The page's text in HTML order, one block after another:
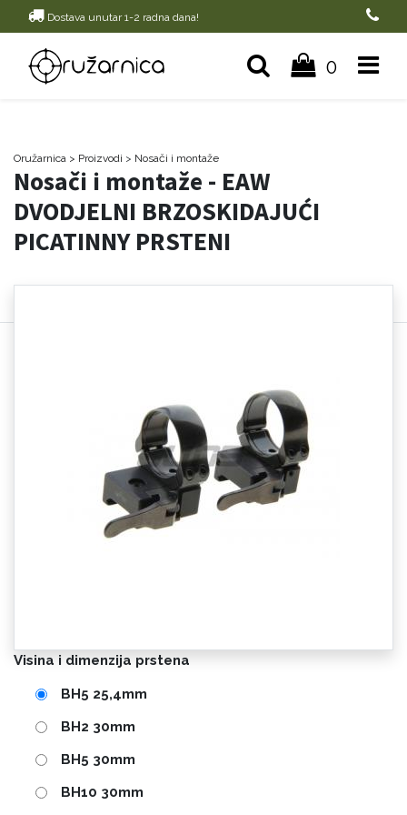
Dostava unutar 1-2 radna dana!
0
Oružarnica > Proizvodi > Nosači i montaže
Nosači i montaže - EAW
DVODJELNI BRZOSKIDAJUĆI
PICATINNY PRSTENI
Visina i dimenzija prstena
BH5 25,4mm
BH2 30mm
BH5 30mm
BH10 30mm